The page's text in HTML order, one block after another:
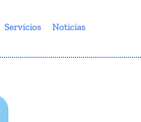
Servicios Noticias